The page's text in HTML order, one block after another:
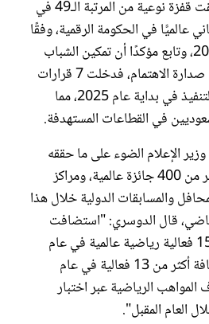
وأوضح أن السعودية حققت قفزة نوعية من المرتبة الـ49 في
الثاني عالميًّا في الحكومة الرقمية، وفقًا
للبنك الدولي في عام 2025، وتابع مؤكدًا أن تمكين الشباب
والكوادر الوطنية كان في صدارة الاهتمام، فدخلت 7 قرارات
لتوطين 311 مهنة حيّز التنفيذ في بداية عام 2025، مما
في القطاعات المستهدفة.
الإعلام الضوء على ما حققه
الطلاب والطالبات من أكثر من 400 جائزة عالمية، ومراكز
والمسابقات الدولية خلال هذا
قال الدوسري: "استضافت
المملكة ونظّمت أكثر من 15 فعالية رياضية عالمية في عام
2025، وتستهدف استضافة أكثر من 13 فعالية في عام
المواهب الرياضية عبر اختبار